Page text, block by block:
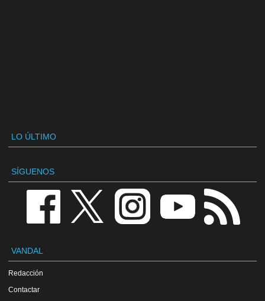
LO ÚLTIMO
SÍGUENOS
VANDAL
Redacción
Contactar